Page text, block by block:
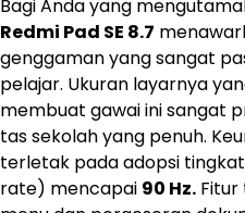
Bagi Anda yang
Redmi Pad SE 8.7
genggaman yang sangat
pelajar. Ukuran layarnya
membuat gawai ini sangat
tas sekolah yang penuh.
terletak pada adopsi
rate) mencapai 90 Hz. Fitur